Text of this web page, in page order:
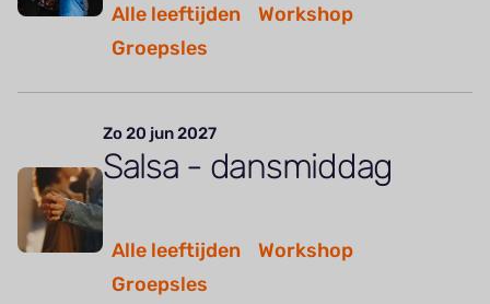
Alle leeftijden
Workshop
Groepsles
Zo 20 jun 2027
Salsa - dansmiddag
Alle leeftijden
Workshop
Groepsles